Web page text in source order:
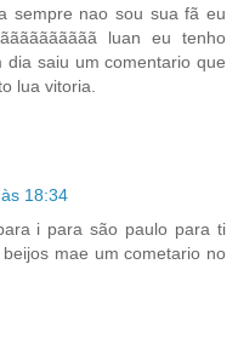
sempre nao sou sua fã eu
luan eu tenho
saiu um comentario que
lua vitoria.
18:34
i para são paulo para ti
mae um cometario no